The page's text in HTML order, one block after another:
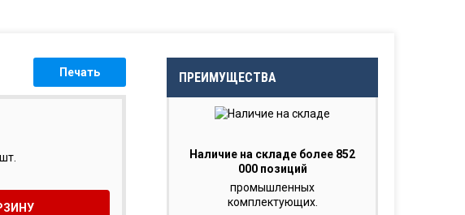
Печать
шт.
ПРЕИМУЩЕСТВА
Наличие на складе более 852
000 позиций
промышленных
комплектующих.